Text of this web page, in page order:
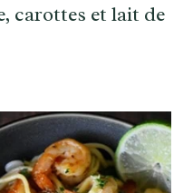
carottes et lait de